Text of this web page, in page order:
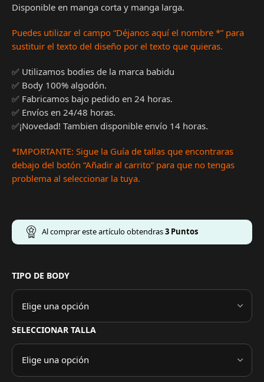
Disponible en manga corta y manga larga.
Puedes utilizar el campo “Déjanos aquí el nombre *” para
sustituir el texto del diseño por el texto que quieras.
✅ Utilizamos bodies de la marca babidu
✅ Body 100% algodón.
✅ Fabricamos bajo pedido en 24 horas.
✅ Envíos en 24/48 horas.
✅¡Novedad! Tambien disponible envío 14 horas.
*IMPORTANTE: Sigue la Guía de tallas que encontraras
debajo del botón “Añadir al carrito” para que no tengas
problema al seleccionar la tuya.
Al comprar este artículo obtendras3 Puntos
TIPO DE BODY
SELECCIONAR TALLA